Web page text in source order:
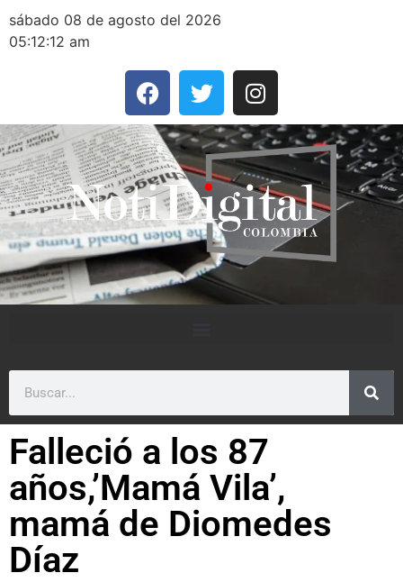
sábado 08 de agosto del 2026
05:12:12 am
Falleció a los 87
años,’Mamá Vila’,
mamá de Diomedes
Díaz